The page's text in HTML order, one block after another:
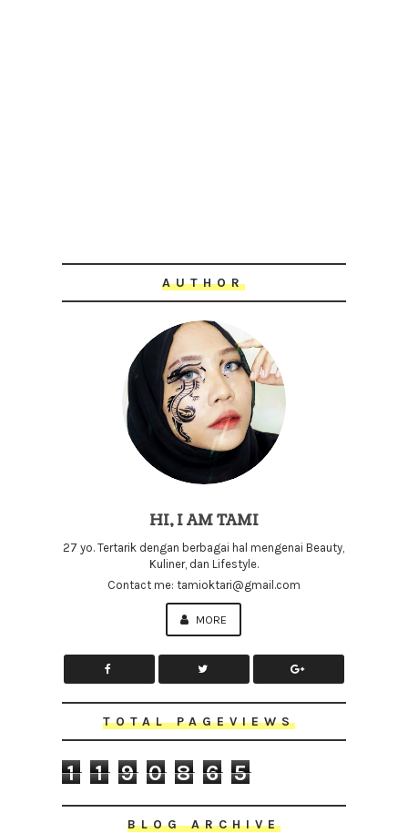
AUTHOR
HI, I AM TAMI
27 yo. Tertarik dengan berbagai hal mengenai Beauty,
Kuliner, dan Lifestyle.
Contact me: tamioktari@gmail.com
MORE
TOTAL PAGEVIEWS
1 1 9 0 8 6 5
BLOG ARCHIVE